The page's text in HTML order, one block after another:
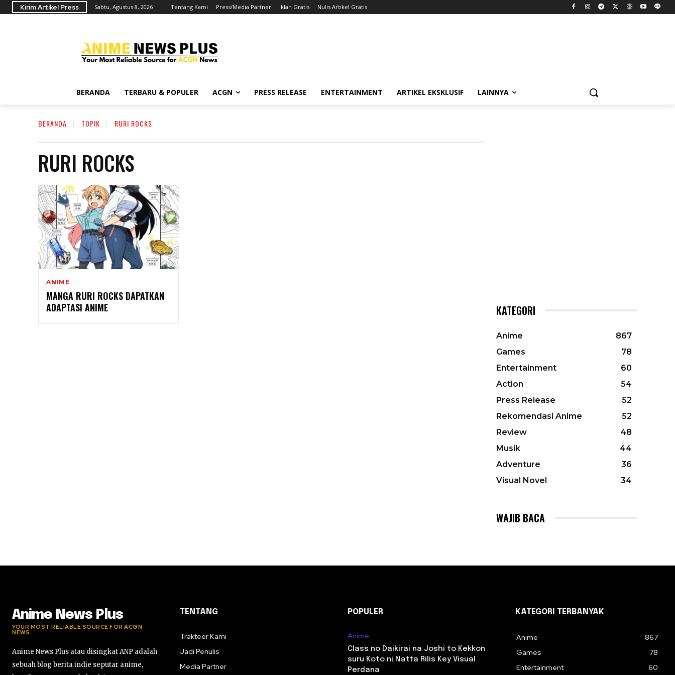
Kirim Artikel Press Sabtu, Agustus 8, 2026 Tentang Kami Press/Media Partner Iklan Gratis Nulis Artikel Gratis
BERANDA TERBARU & POPULER ACGN PRESS RELEASE ENTERTAINMENT ARTIKEL EKSKLUSIF LAINNYA
BERANDA TOPIK RURI ROCKS
RURI ROCKS
ANIME
MANGA RURI ROCKS DAPATKAN
ADAPTASI ANIME
KATEGORI
Anime
867
Games
78
Entertainment
60
Action
54
Press Release
52
Rekomendasi Anime
52
Review
48
Musik
44
Adventure
36
Visual Novel
34
WAJIB BACA
Anime News Plus
YOUR MOST RELIABLE SOURCE FOR ACGN
NEWS
Anime News Plus atau disingkat ANP adalah
sebuah blog berita indie seputar anime,
TENTANG
Trakteer Kami
Jadi Penulis
Media Partner
POPULER
Anime
Class no Daikirai na Joshi to Kekkon
suru Koto ni Natta Rilis Key Visual
Perdana
KATEGORI TERBANYAK
Anime
867
Games
78
Entertainment
60